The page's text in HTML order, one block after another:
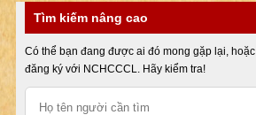
Tìm kiếm nâng cao
Có thể bạn đang được ai đó mong gặp lại,
đăng ký với NCHCCCL. Hãy kiểm tra!